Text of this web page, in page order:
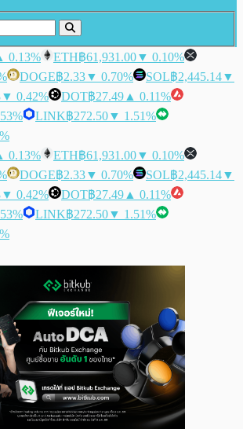
0.13% ETH฿61,931.00▼ 0.10%
DOGE฿2.33▼ 0.70% SOL฿2,445.14▼
▼ 0.42% DOT฿27.49 ▲ 0.11%
LINK฿272.50▼ 1.51%
0.13% ETH฿61,931.00▼ 0.10%
DOGE฿2.33▼ 0.70% SOL฿2,445.14▼
▼ 0.42% DOT฿27.49 ▲ 0.11%
LINK฿272.50▼ 1.51%